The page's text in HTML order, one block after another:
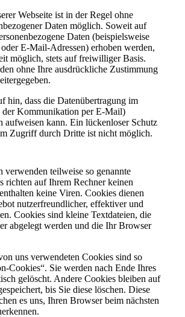
Webseite ist in der Regel ohne
Daten möglich. Soweit auf
Daten (beispielsweise
E-Mail-Adressen) erhoben werden,
möglich, stets auf freiwilliger Basis.
ohne Ihre ausdrückliche Zustimmung
hin, dass die Datenübertragung im
der Kommunikation per E-Mail)
aufweisen kann. Ein lückenloser Schutz
Zugriff durch Dritte ist nicht möglich.
verwenden teilweise so genannte
richten auf Ihrem Rechner keinen
keine Viren. Cookies dienen
nutzerfreundlicher, effektiver und
Cookies sind kleine Textdateien, die
abgelegt werden und die Ihr Browser
uns verwendeten Cookies sind so
Cookies“. Sie werden nach Ende Ihres
gelöscht. Andere Cookies bleiben auf
bis Sie diese löschen. Diese
es uns, Ihren Browser beim nächsten